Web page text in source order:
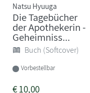
Natsu Hyuuga
Die Tagebücher
der Apothekerin -
Geheimniss...
Buch (Softcover)
Vorbestellbar
€10,00